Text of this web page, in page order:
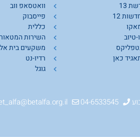
13
12
טיוב
כאן
וואטסאפ ווב
פייסבוק
כללית
השירות
משקעים בית
רדיו-נט
גוגל
04-6533545